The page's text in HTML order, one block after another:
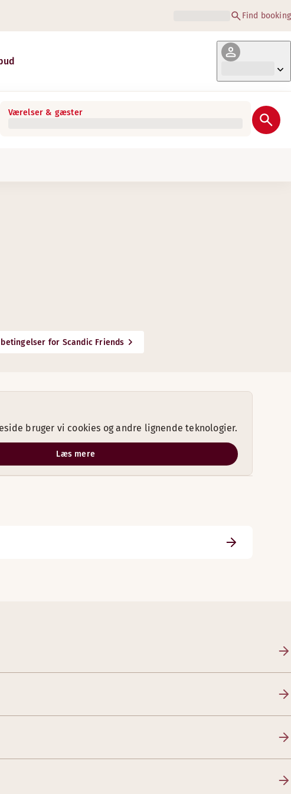
Find booking
Værelser & gæster
for Scandic Friends
bruger vi cookies og andre lignende teknologier.
Læs mere